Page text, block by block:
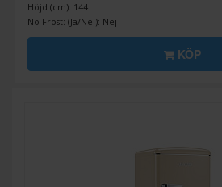
Höjd (cm): 144
No Frost: (Ja/Nej): Nej
KÖP